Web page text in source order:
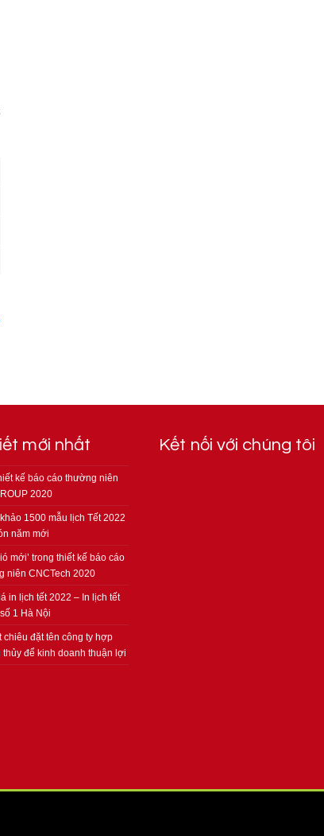
mới nhất
kế báo cáo thường niên
2020
1500 mẫu lịch Tết 2022
năm mới
mới’ trong thiết kế báo cáo
niên CNCTech 2020
in lịch tết 2022 – In lịch tết
1 Hà Nội
chiêu đặt tên công ty hợp
thủy để kinh doanh thuận lợi
Kết nối với chúng tôi